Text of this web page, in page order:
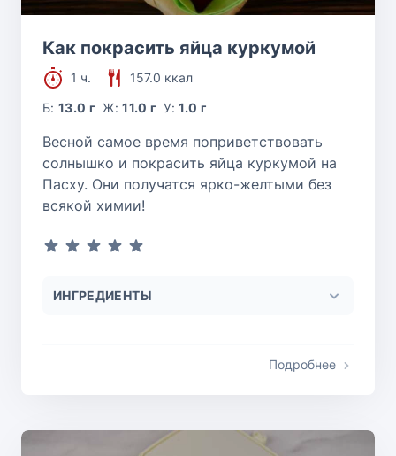
Как покрасить яйца куркумой
1 ч.
157.0 ккал
Б:13.0 г Ж:11.0 г У:1.0 г
Весной самое время поприветствовать
солнышко и покрасить яйца куркумой на
Пасху. Они получатся ярко-желтыми без
всякой химии!
ИНГРЕДИЕНТЫ
Подробнее